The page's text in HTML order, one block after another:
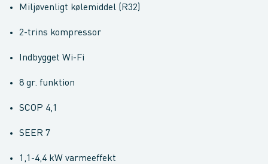
Miljøvenligt kølemiddel (R32)
2-trins kompressor
Indbygget Wi-Fi
8 gr. funktion
SCOP 4,1
SEER 7
1,1-4,4 kW varmeeffekt